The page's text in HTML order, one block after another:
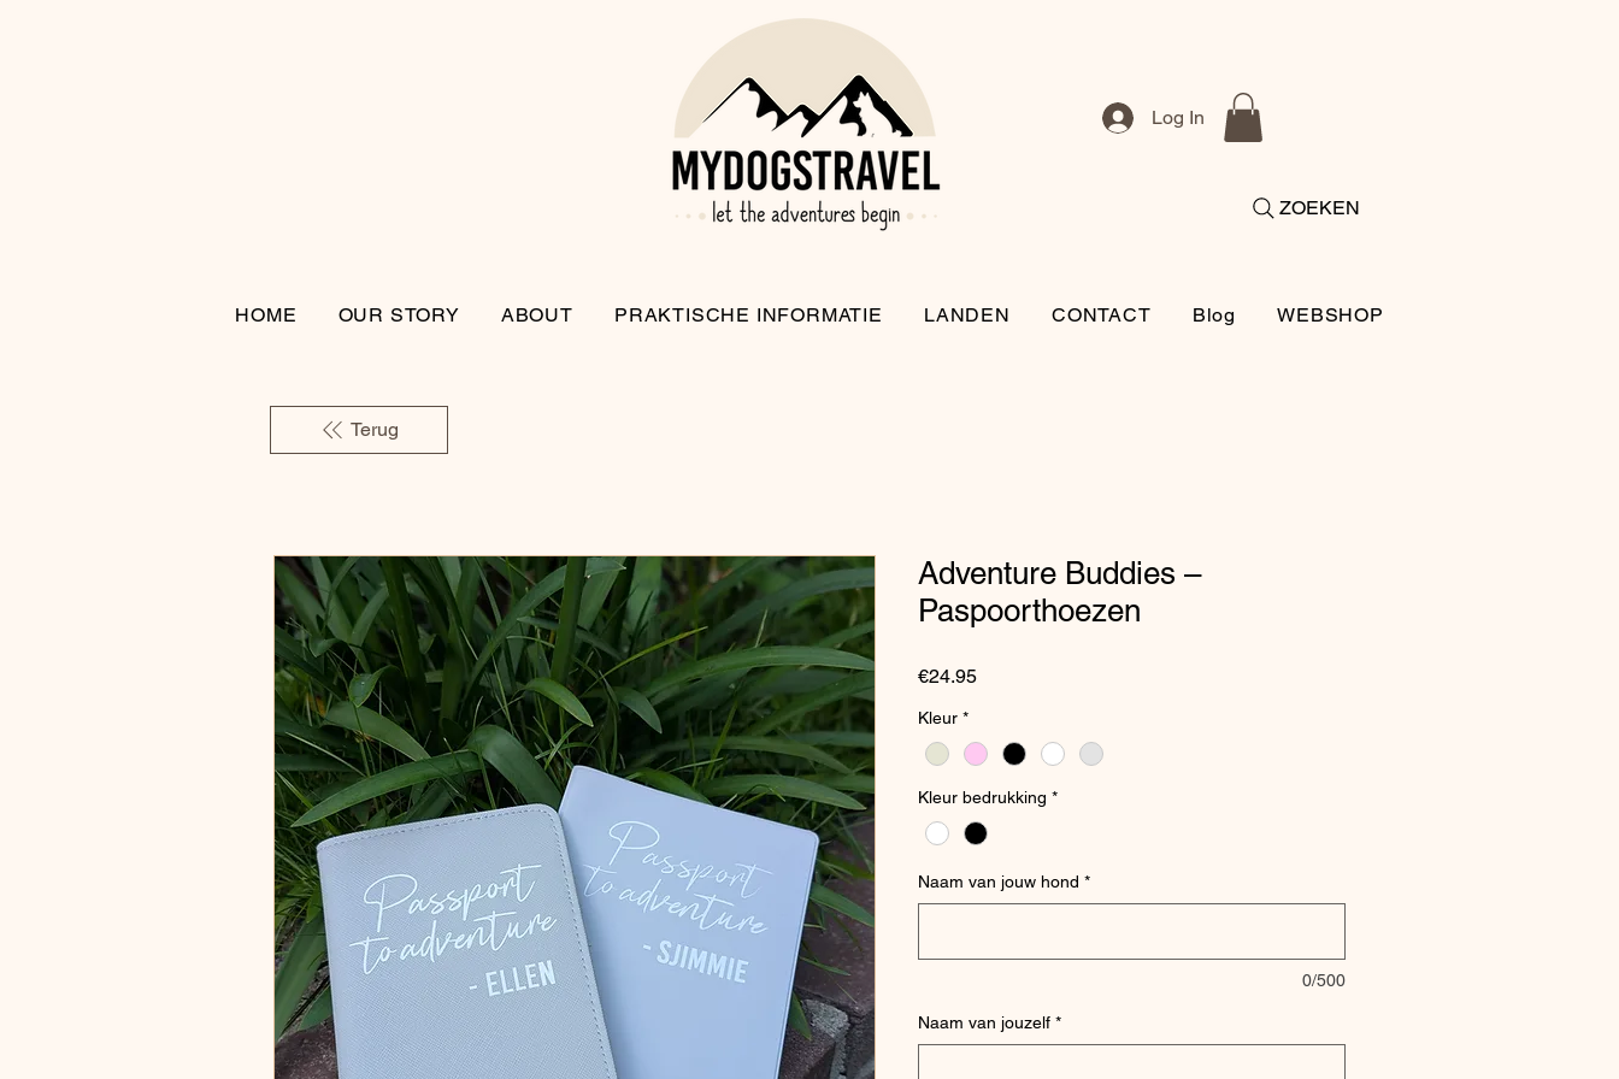
Log In
ZOEKEN
HOME OUR STORY ABOUT PRAKTISCHE INFORMATIE LANDEN CONTACT Blog WEBSHOP
Adventure Buddies –
Paspoorthoezen
€24.95Price
Kleur *
Kleur bedrukking *
Naam van jouw hond *
0/500
Naam van jouzelf *
Terug